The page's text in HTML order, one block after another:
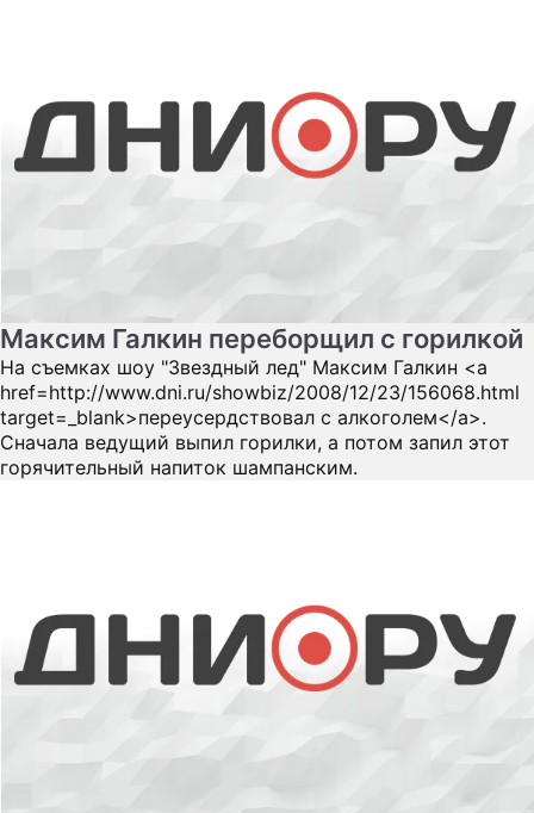
Максим Галкин переборщил с горилкой
На съемках шоу "Звездный лед" Максим Галкин <a
href=http://www.dni.ru/showbiz/2008/12/23/156068.html
target=_blank>переусердствовал с алкоголем</a>.
Сначала ведущий выпил горилки, а потом запил этот
горячительный напиток шампанским.